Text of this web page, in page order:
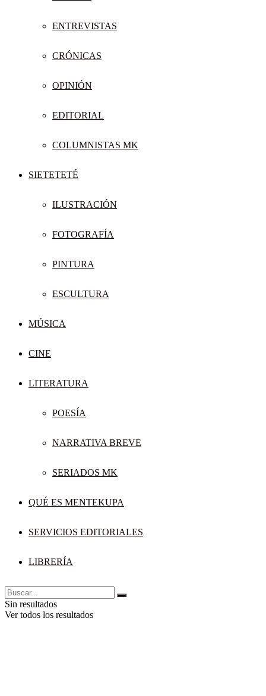
ENTREVISTAS
CRÓNICAS
OPINIÓN
EDITORIAL
COLUMNISTAS MK
SIETETETÉ
ILUSTRACIÓN
FOTOGRAFÍA
PINTURA
ESCULTURA
MÚSICA
CINE
LITERATURA
POESÍA
NARRATIVA BREVE
SERIADOS MK
QUÉ ES MENTEKUPA
SERVICIOS EDITORIALES
LIBRERÍA
Sin resultados
Ver todos los resultados